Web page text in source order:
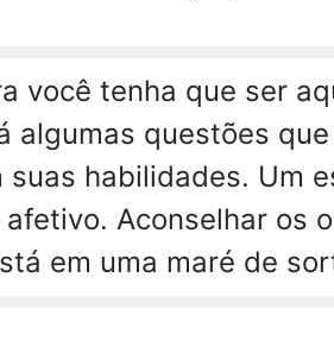
você tenha que ser
algumas questões
habilidades. Um
Aconselhar os
em uma maré de